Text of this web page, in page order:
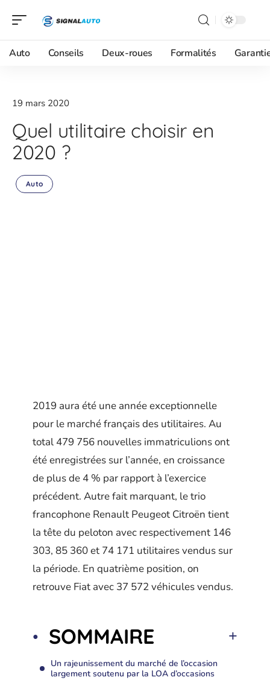
Auto Conseils Deux-roues Formalités
19 mars 2020
Quel utilitaire choisir en
2020 ?
Auto
2019 aura été une année exceptionnelle
pour le marché français des utilitaires. Au
total 479 756 nouvelles immatriculions ont
été enregistrées sur l’année, en croissance
de plus de 4 % par rapport à l’exercice
précédent. Autre fait marquant, le trio
francophone Renault Peugeot Citroën tient
la tête du peloton avec respectivement 146
303, 85 360 et 74 171 utilitaires vendus sur
la période. En quatrième position, on
retrouve Fiat avec 37 572 véhicules vendus.
SOMMAIRE
Un rajeunissement du marché de l’occasion
largement soutenu par la LOA d’occasions